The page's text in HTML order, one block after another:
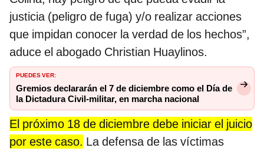
justicia (peligro de fuga) y/o realizar acciones
que impidan conocer la verdad de los hechos”,
aduce el abogado Christian Huaylinos.
PUEDES VER:
Gremios declararán el 7 de diciembre como el Día de
la Dictadura Civil-militar, en marcha nacional
El próximo 18 de diciembre debe iniciar el juicio
por este caso. La defensa de las víctimas